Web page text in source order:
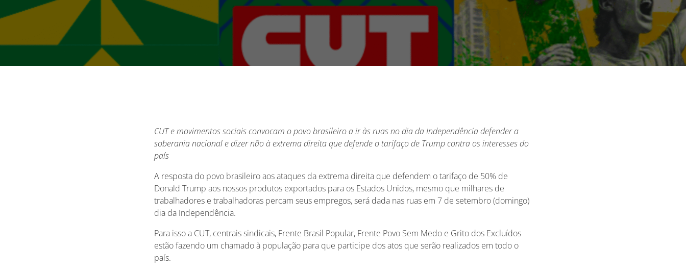
CUT e movimentos sociais convocam o povo brasileiro a ir às ruas no dia da Independência defender a
soberania nacional e dizer não à extrema direita que defende o tarifaço de Trump contra os interesses do
país
A resposta do povo brasileiro aos ataques da extrema direita que defendem o tarifaço de 50% de
Donald Trump aos nossos produtos exportados para os Estados Unidos, mesmo que milhares de
trabalhadores e trabalhadoras percam seus empregos, será dada nas ruas em 7 de setembro (domingo)
dia da Independência.
Para isso a CUT, centrais sindicais, Frente Brasil Popular, Frente Povo Sem Medo e Grito dos Excluídos
estão fazendo um chamado à população para que participe dos atos que serão realizados em todo o
país.